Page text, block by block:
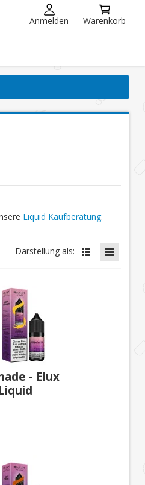
Anmelden Warenkorb
Liquid Kaufberatung.
Darstellung als:
- Elux